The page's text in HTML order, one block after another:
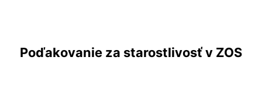
Poďakovanie za starostlivosť v ZOS